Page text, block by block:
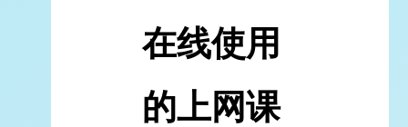
在线使用
的上网课